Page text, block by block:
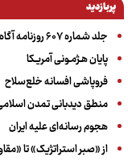
پربازدید
جلد شماره ۶۰۷ روزنامه آگاه
پایان هـژمـونی آمریـکا
فروپاشی افسانه خلع‌سلاح
منطق دیدبانی تمدن
هجوم رسانه‌ای علیه ایران
از «صبر استراتژیک» تا